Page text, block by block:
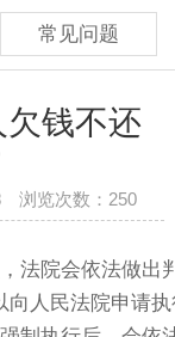
常见问题
钱不还
浏览次数： 250
法院会依法做出
向人民法院申请